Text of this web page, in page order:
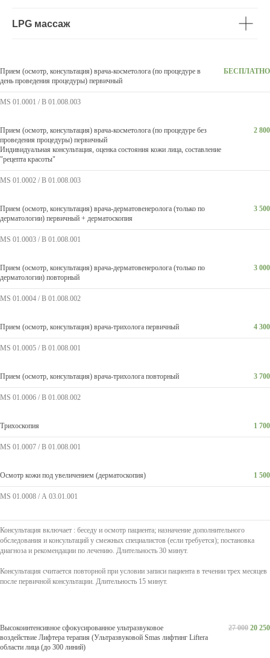
LPG массаж
Прием (осмотр, консультация) врача-косметолога (по процедуре в
день проведения процедуры) первичный
БЕСПЛАТНО
MS 01.0001 / В 01.008.003
Прием (осмотр, консультация) врача-косметолога (по процедуре без
проведения процедуры) первичный
Индивидуальная консультация, оценка состояния кожи лица, составление
"рецепта красоты"
2 800
MS 01.0002 / В 01.008.003
Прием (осмотр, консультация) врача-дерматовенеролога (только по
дерматологии) первичный + дерматоскопия
3 500
MS 01.0003 / В 01.008.001
Прием (осмотр, консультация) врача-дерматовенеролога (только по
дерматологии) повторный
3 000
MS 01.0004 / В 01.008.002
Прием (осмотр, консультация) врача-трихолога первичный 4 300
MS 01.0005 / В 01.008.001
Прием (осмотр, консультация) врача-трихолога повторный 3 700
MS 01.0006 / В 01.008.002
Трихоскопия 1 700
MS 01.0007 / В 01.008.001
Осмотр кожи под увеличением (дерматоскопия) 1 500
MS 01.0008 / А 03.01.001
Консультация включает : беседу и осмотр пациента; назначение дополнительного
обследования и консультаций у смежных специалистов (если требуется); постановка
диагноза и рекомендации по лечению. Длительность 30 минут.
Консультация считается повторной при условии записи пациента в течении трех месяцев
после первичной консультации. Длительность 15 минут.
Высокоинтенсивное сфокусированное ультразвуковое
воздействие Лифтера терапия (Ультразвуковой Smas лифтинг Liftera
области лица (до 300 линий)
27 000 20 250